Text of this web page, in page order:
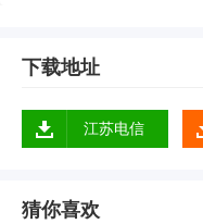
化，你都能掌握'消灭'它
频，讲解均来自国内最
下载地址
江苏电信
猜你喜欢